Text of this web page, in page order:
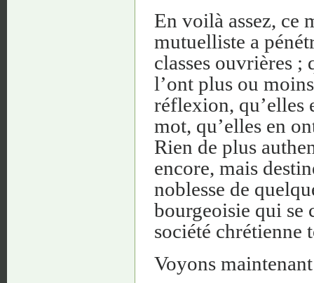
En voilà assez, ce
mutuelliste a
classes ouvrières ;
l’ont plus ou
réflexion, qu’elles
mot, qu’elles en
Rien de plus
encore, mais
noblesse de
bourgeoisie qui se
société chrétienne
Voyons